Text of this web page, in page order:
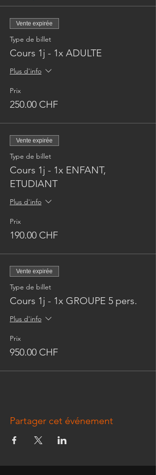
Vente expirée
Type de billet
Cours 1j - 1x ADULTE
Plus d'info
Prix
250.00 CHF
Vente expirée
Type de billet
Cours 1j - 1x ENFANT,
ETUDIANT
Plus d'info
Prix
190.00 CHF
Vente expirée
Type de billet
Cours 1j - 1x GROUPE 5 pers.
Plus d'info
Prix
950.00 CHF
Partager cet événement